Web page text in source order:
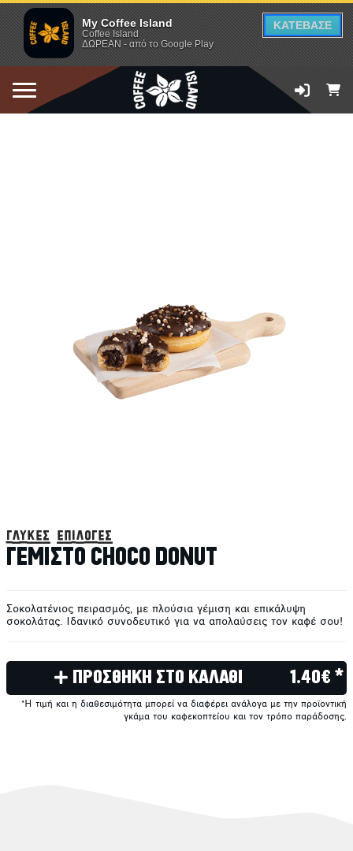
My Coffee Island
Coffee Island
ΔΩΡΕΑΝ - από το Google Play
ΚΑΤΕΒΑΣΕ
γλυκές επιλογές
ΓΕΜΙΣΤΟ CHOCO DONUT
Σοκολατένιος πειρασμός, με πλούσια γέμιση και επικάλυψη
σοκολάτας. Ιδανικό συνοδευτικό για να απολαύσεις τον καφέ σου!
ΠΡΟΣΘΗΚΗ ΣΤΟ ΚΑΛΑΘΙ 1.40€ *
*Η τιμή και η διαθεσιμότητα μπορεί να διαφέρει ανάλογα με την προϊοντική
γκάμα του καφεκοπτείου και τον τρόπο παράδοσης.